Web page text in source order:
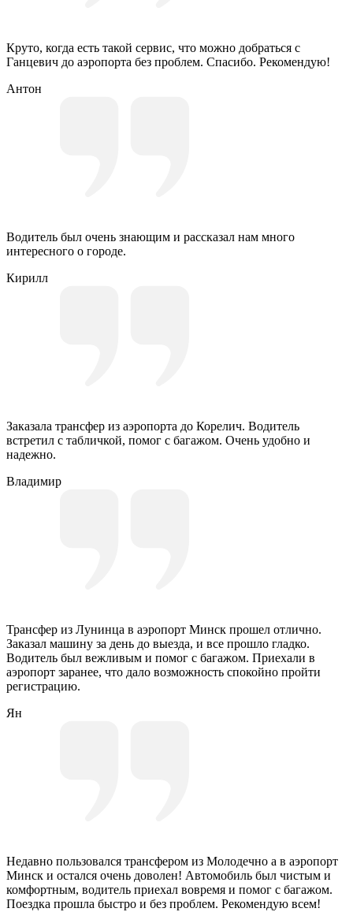
Круто, когда есть такой сервис, что можно добраться с
Ганцевич до аэропорта без проблем. Спасибо. Рекомендую!
Антон
Водитель был очень знающим и рассказал нам много
интересного о городе.
Кирилл
Заказала трансфер из аэропорта до Корелич. Водитель
встретил с табличкой, помог с багажом. Очень удобно и
надежно.
Владимир
Трансфер из Лунинца в аэропорт Минск прошел отлично.
Заказал машину за день до выезда, и все прошло гладко.
Водитель был вежливым и помог с багажом. Приехали в
аэропорт заранее, что дало возможность спокойно пройти
регистрацию.
Ян
Недавно пользовался трансфером из Молодечно а в аэропорт
Минск и остался очень доволен! Автомобиль был чистым и
комфортным, водитель приехал вовремя и помог с багажом.
Поездка прошла быстро и без проблем. Рекомендую всем!